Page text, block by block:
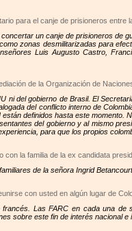
para el canje de prisioneros entre
un canje de prisioneros de
zonas desmilitarizadas para
Luis Augusto Castro,
de la Organización de
ni del gobierno de Brasil. El
del conflicto interno de
definidos hasta este
del gobierno y al mismo
para que los propios
la familia de la ex candidata
de la señora Ingrid
con usted en algún lugar de
Las FARC en cada una
sobre este fin de interés nacional e